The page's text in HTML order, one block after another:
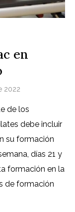
en
2022
de los
debe incluir
su formación
días 21 y
formación en la
de formación